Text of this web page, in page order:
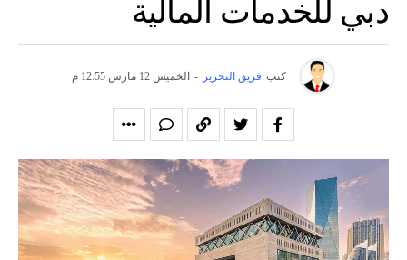
دبي للخدمات المالية
كتب فريق التحرير - الخميس 12 مارس 12:55 م